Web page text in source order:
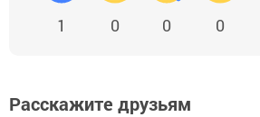
1 0 0 0
Расскажите друзьям